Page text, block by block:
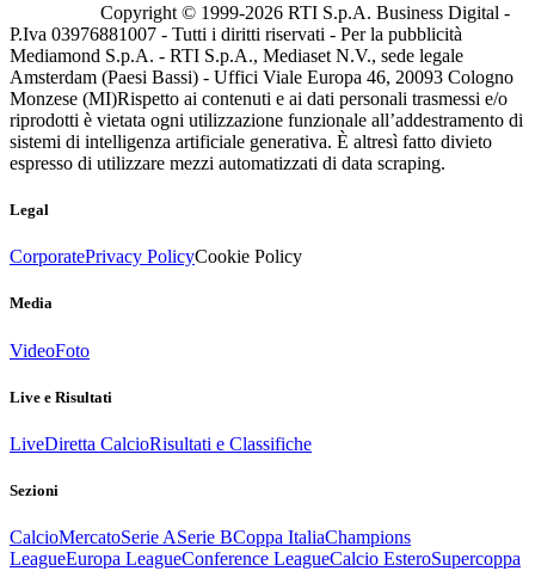
Copyright © 1999-2026 RTI S.p.A. Business Digital -
P.Iva 03976881007 - Tutti i diritti riservati - Per la pubblicità
Mediamond S.p.A. - RTI S.p.A., Mediaset N.V., sede legale
Amsterdam (Paesi Bassi) - Uffici Viale Europa 46, 20093 Cologno
Monzese (MI)Rispetto ai contenuti e ai dati personali trasmessi e/o
riprodotti è vietata ogni utilizzazione funzionale all’addestramento di
sistemi di intelligenza artificiale generativa. È altresì fatto divieto
espresso di utilizzare mezzi automatizzati di data scraping.
Legal
CorporatePrivacy PolicyCookie Policy
Media
VideoFoto
Live e Risultati
LiveDiretta CalcioRisultati e Classifiche
Sezioni
CalcioMercatoSerie ASerie BCoppa ItaliaChampions
LeagueEuropa LeagueConference LeagueCalcio EsteroSupercoppa